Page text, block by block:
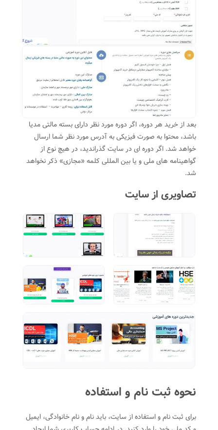
بعد از خرید هر دوره، اگر دوره مورد نظر دارای بسته مالتی مدیا
باشد، محتوا به صورت فیزیکی به آدرس مورد نظر شما ارسال
خواهد شد. اگر دوره ای در سایت گذراندید، در هیچ نوع از
گواهینامه های ملی و یا بین المللی کلمه «مجازی» ذکر نخواهد
شد.
تصاویری از سایت
نحوه ثبت نام و استفاده
برای ثبت نام و استفاده از سایت، باید نام و نام خانوادگی، ایمیل